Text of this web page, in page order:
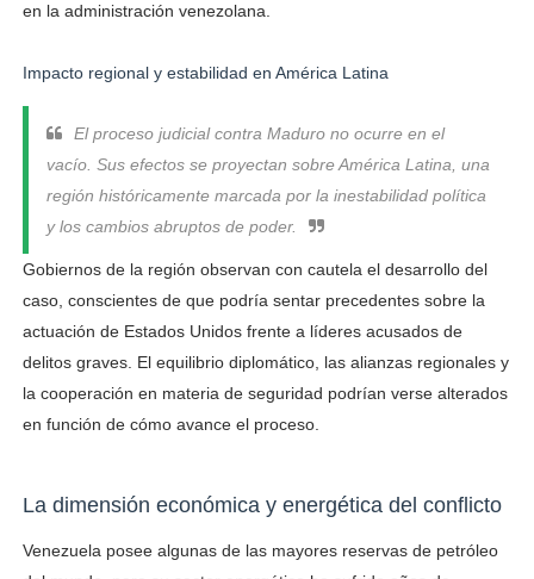
en la administración venezolana.
Impacto regional y estabilidad en América Latina
El proceso judicial contra Maduro no ocurre en el
vacío. Sus efectos se proyectan sobre América Latina, una
región históricamente marcada por la inestabilidad política
y los cambios abruptos de poder.
Gobiernos de la región observan con cautela el desarrollo del
caso, conscientes de que podría sentar precedentes sobre la
actuación de Estados Unidos frente a líderes acusados de
delitos graves. El equilibrio diplomático, las alianzas regionales y
la cooperación en materia de seguridad podrían verse alterados
en función de cómo avance el proceso.
La dimensión económica y energética del conflicto
Venezuela posee algunas de las mayores reservas de petróleo